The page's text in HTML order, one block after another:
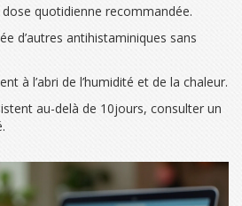
quotidienne recommandée.
d’autres antihistaminiques sans
à l’abri de l’humidité et de la chaleur.
au-delà de 10jours, consulter un